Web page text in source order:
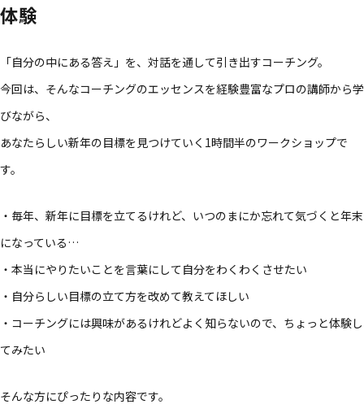
体験
「自分の​中に​ある​答え」を、​対話を​通して​引き出すコーチング。​
今回は、​そんな​コーチングの​エッセンスを​経験豊富な​プロの​講師から​学
びながら、​
あなたらしい​新年の​目標を​見つけていく​1時間半の​ワークショップで
す。​
・​毎年、​新年に​目標を​立てるけれど、​いつの​まにか忘れて​気づくと​年末
に​なっている…
・本当に​やりたい​ことを​言葉に​して​自分を​わく​わくさせたい
・​自分らしい​目標の​立て方を​改めて​教えて​ほしい​
・コーチングには​興味が​あるけれど​よく​知らないので、​ちょっと​体験し
てみたい​
​そんな​方に​ぴったりな​内容です。​